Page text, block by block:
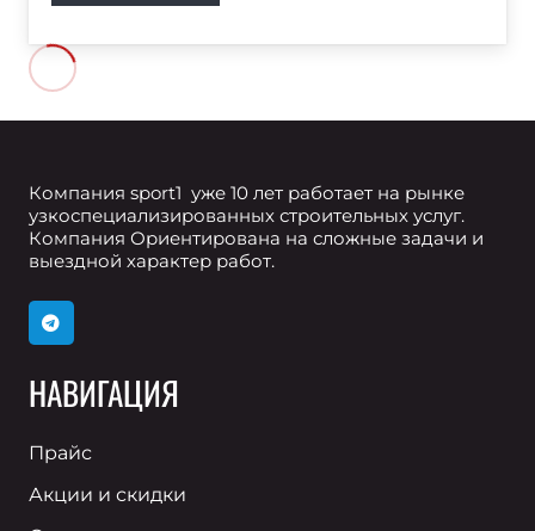
Компания sport1 уже 10 лет работает на рынке
узкоспециализированных строительных услуг.
Компания Ориентирована на сложные задачи и
выездной характер работ.
НАВИГАЦИЯ
Прайс
Акции и скидки